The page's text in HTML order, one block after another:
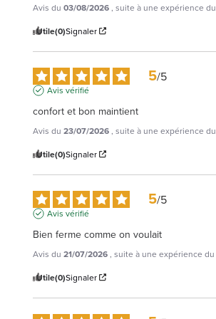
Avis du 03/08/2026, suite à une expérience du
Utile(0)Signaler
5/5
Avis vérifié
confort et bon maintient
Avis du 23/07/2026, suite à une expérience du
Utile(0)Signaler
5/5
Avis vérifié
Bien ferme comme on voulait
Avis du 21/07/2026, suite à une expérience du
Utile(0)Signaler